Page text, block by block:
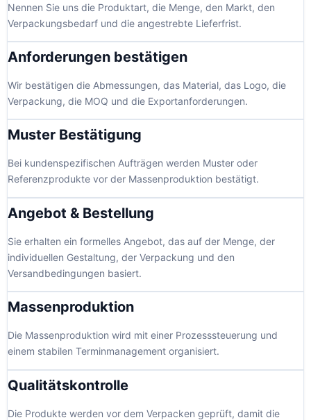
Nennen Sie uns die Produktart, die Menge, den Markt, den
Verpackungsbedarf und die angestrebte Lieferfrist.
Anforderungen bestätigen
Wir bestätigen die Abmessungen, das Material, das Logo, die
Verpackung, die MOQ und die Exportanforderungen.
Muster Bestätigung
Bei kundenspezifischen Aufträgen werden Muster oder
Referenzprodukte vor der Massenproduktion bestätigt.
Angebot & Bestellung
Sie erhalten ein formelles Angebot, das auf der Menge, der
individuellen Gestaltung, der Verpackung und den
Versandbedingungen basiert.
Massenproduktion
Die Massenproduktion wird mit einer Prozesssteuerung und
einem stabilen Terminmanagement organisiert.
Qualitätskontrolle
Die Produkte werden vor dem Verpacken geprüft, damit die